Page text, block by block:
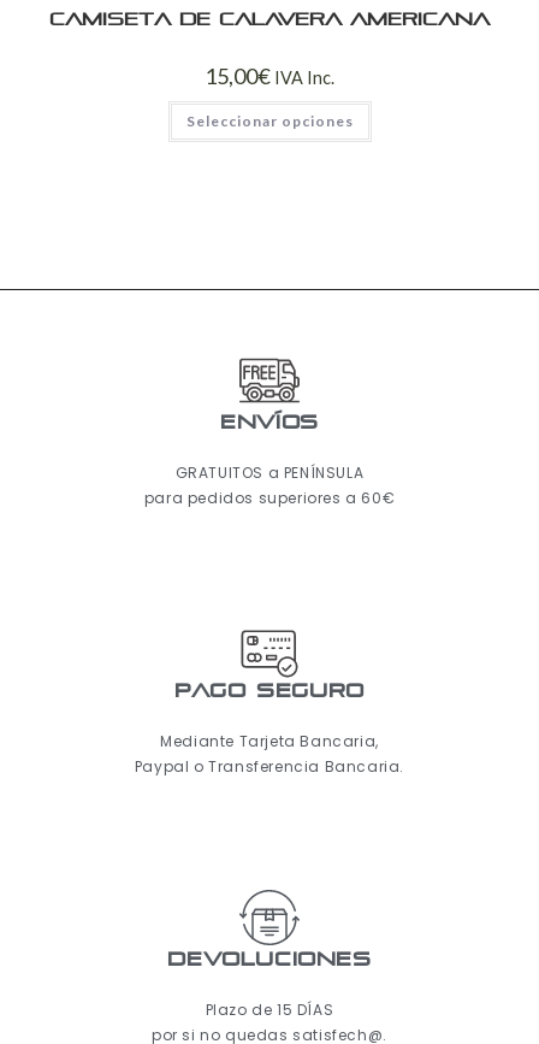
Camiseta de calavera americana
15,00€ IVA Inc.
Seleccionar opciones
ENVÍOS
GRATUITOS a PENÍNSULA
para pedidos superiores a 60€
pago seguro
Mediante Tarjeta Bancaria,
Paypal o Transferencia Bancaria.
Devoluciones
Plazo de 15 DÍAS
por si no quedas satisfech@.